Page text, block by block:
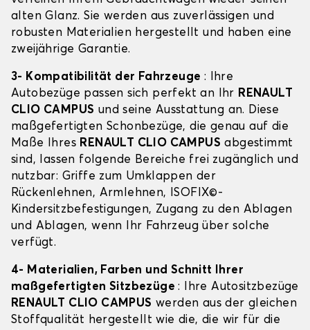
alten Glanz. Sie werden aus zuverlässigen und
robusten Materialien hergestellt und haben eine
zweijährige Garantie.
3- Kompatibilität der Fahrzeuge : Ihre
Autobezüge passen sich perfekt an Ihr RENAULT
CLIO CAMPUS und seine Ausstattung an. Diese
maßgefertigten Schonbezüge, die genau auf die
Maße Ihres RENAULT CLIO CAMPUS abgestimmt
sind, lassen folgende Bereiche frei zugänglich und
nutzbar: Griffe zum Umklappen der
Rückenlehnen, Armlehnen, ISOFIX©-
Kindersitzbefestigungen, Zugang zu den Ablagen
und Ablagen, wenn Ihr Fahrzeug über solche
verfügt.
4- Materialien, Farben und Schnitt Ihrer
maßgefertigten Sitzbezüge: Ihre Autositzbezüge
RENAULT CLIO CAMPUS werden aus der gleichen
Stoffqualität hergestellt wie die, die wir für die